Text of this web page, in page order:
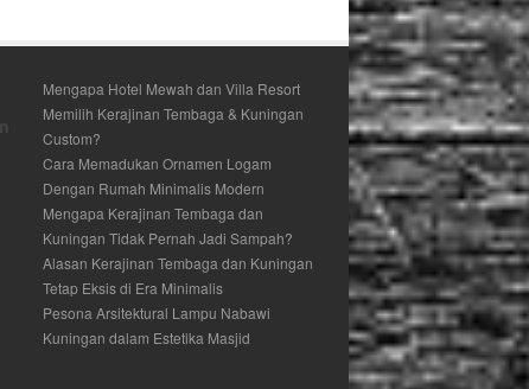
Mengapa Hotel Mewah dan Villa Resort
Memilih Kerajinan Tembaga & Kuningan
Custom?
Cara Memadukan Ornamen Logam
Dengan Rumah Minimalis Modern
Mengapa Kerajinan Tembaga dan
Kuningan Tidak Pernah Jadi Sampah?
Alasan Kerajinan Tembaga dan Kuningan
Tetap Eksis di Era Minimalis
Pesona Arsitektural Lampu Nabawi
Kuningan dalam Estetika Masjid